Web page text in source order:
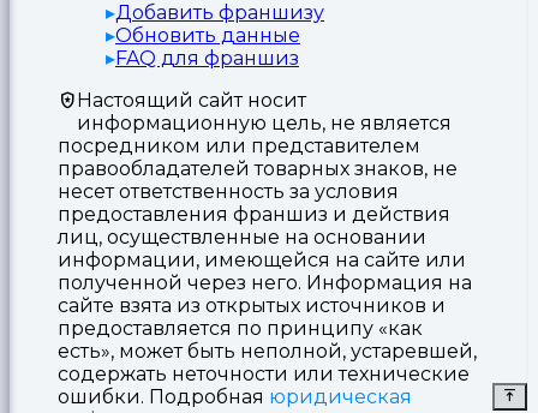
Добавить франшизу
Обновить данные
FAQ для франшиз
Настоящий сайт носит
информационную цель, не является
посредником или представителем
правообладателей товарных знаков, не
несет ответственность за условия
предоставления франшиз и действия
лиц, осуществленные на основании
информации, имеющейся на сайте или
полученной через него. Информация на
сайте взята из открытых источников и
предоставляется по принципу «как
есть», может быть неполной, устаревшей,
содержать неточности или технические
ошибки. Подробная юридическая